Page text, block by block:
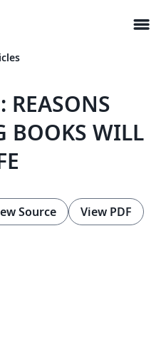
menu
REASONS
BOOKS WILL
Source View PDF